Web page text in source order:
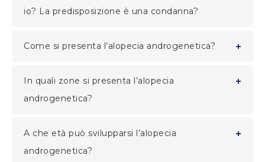
io? La predisposizione è una condanna?
Come si presenta l’alopecia androgenetica?
In quali zone si presenta l’alopecia
androgenetica?
A che età può svilupparsi l’alopecia
androgenetica?